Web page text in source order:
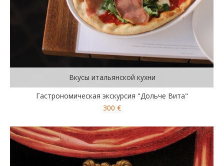
Вкусы итальянской кухни
Гастрономическая экскурсия "Дольче Вита"
300 €